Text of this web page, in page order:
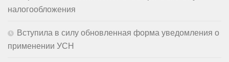
налогообложения
Вступила в силу обновленная форма уведомления о
применении УСН